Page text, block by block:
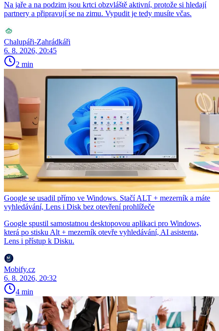
Na jaře a na podzim jsou krtci obzvláště aktivní, protože si hledají
partnery a připravují se na zimu. Vypudit je tedy musíte včas.
Chalupáři-Zahrádkáři
6. 8. 2026, 20:45
2 min
Google se usadil přímo ve Windows. Stačí ALT + mezerník a máte
vyhledávání, Lens i Disk bez otevření prohlížeče
Google spustil samostatnou desktopovou aplikaci pro Windows,
která po stisku Alt + mezerník otevře vyhledávání, AI asistenta,
Lens i přístup k Disku.
Mobify.cz
6. 8. 2026, 20:32
4 min